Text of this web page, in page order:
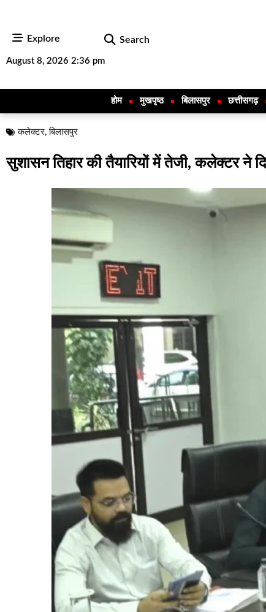
Explore Search
August 8, 2026 2:36 pm
होम मुखपृष्ठ बिलासपुर छत्तीसगढ़
कलेक्टर,बिलासपुर
सुशासन तिहार की तैयारियों में तेजी, कलेक्टर ने